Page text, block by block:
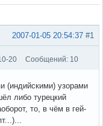
#1
2007-01-05 20:54:37
20 Сообщений: 10
(индийскими) узорами
либо турецкий
то, в чём в гей-